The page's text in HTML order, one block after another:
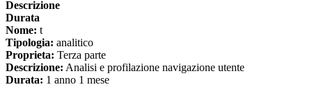
Descrizione
Durata
Nome: t
Tipologia: analitico
Proprieta: Terza parte
Descrizione: Analisi e profilazione navigazione utente
Durata: 1 anno 1 mese